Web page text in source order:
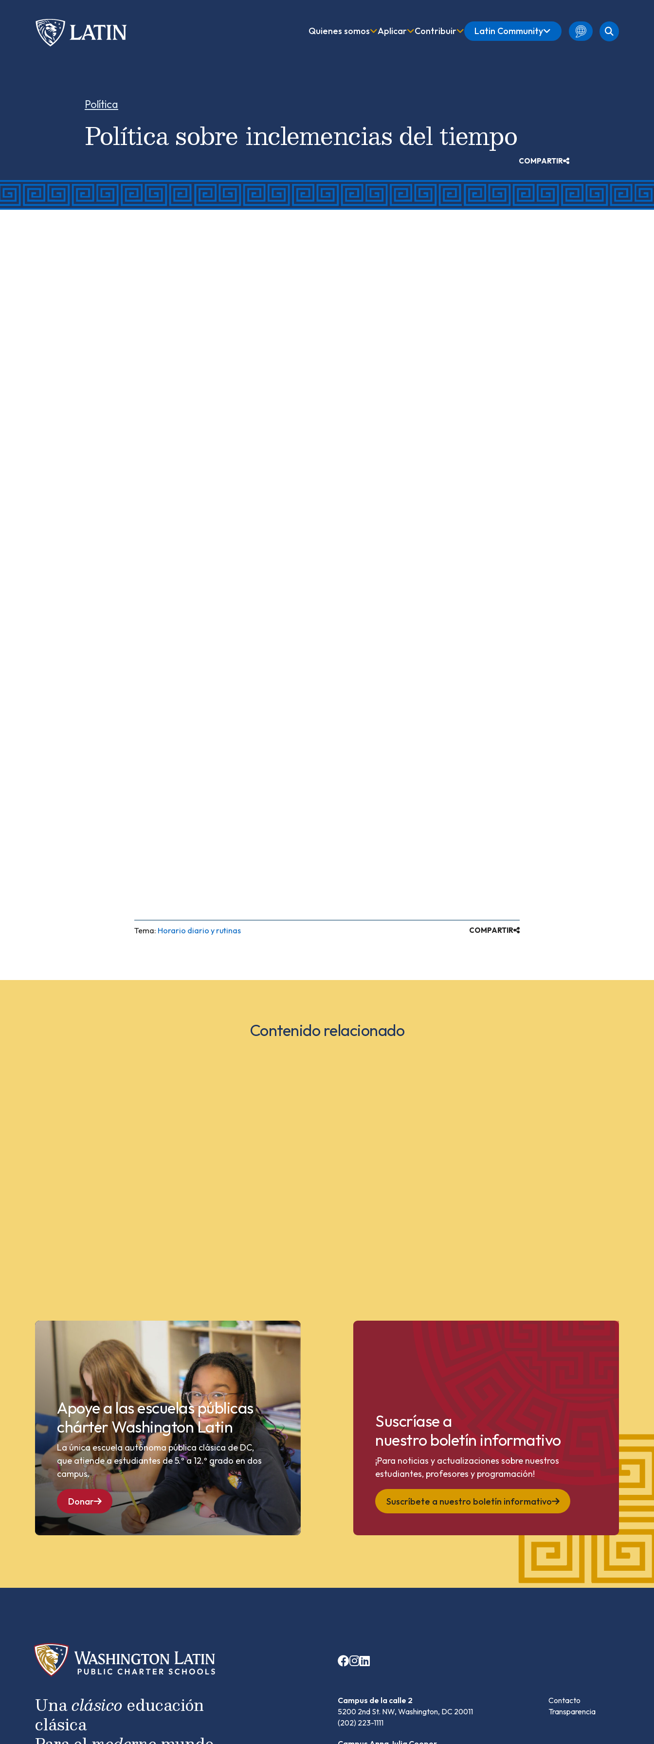
Quienes somos Aplicar Contribuir Latin Community
Política
Política sobre inclemencias del tiempo
COMPARTIR
Tema: Horario diario y rutinas COMPARTIR
Contenido relacionado
Apoye a las escuelas públicas
chárter Washington Latin
La única escuela autónoma pública clásica de DC,
que atiende a estudiantes de 5.º a 12.º grado en dos
campus.
Donar
Suscríase a
nuestro boletín informativo
¡Para noticias y actualizaciones sobre nuestros
estudiantes, profesores y programación!
Suscríbete a nuestro boletín informativo
Unaclásico educación
clásica
Campus de la calle 2
5200 2nd St. NW, Washington, DC 20011
(202) 223-1111
Contacto
Transparencia